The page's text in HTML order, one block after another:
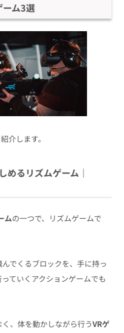
ーム3選
介します。
めるリズムゲーム｜
ムの一つで、リズムゲームで
でくるブロックを、手に持っ
ていくアクションゲームでも
、体を動かしながら行うVRゲ